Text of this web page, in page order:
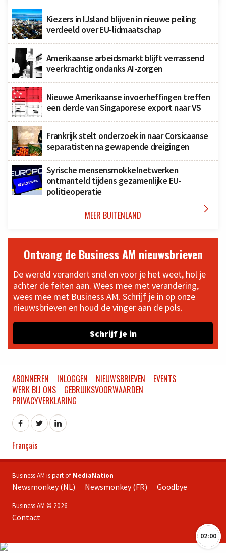
Kiezers in IJsland blijven in nieuwe peiling
verdeeld over EU-lidmaatschap
Amerikaanse arbeidsmarkt blijft verrassend
veerkrachtig ondanks AI-zorgen
Nieuwe Amerikaanse invoerheffingen treffen
een derde van Singaporese export naar VS
Frankrijk stelt onderzoek in naar Corsicaanse
separatisten na gewapende dreigingen
Syrische mensensmokkelnetwerken
ontmanteld tijdens gezamenlijke EU-
politieoperatie
MEER BUITENLAND 
Ontvang de Business AM nieuwsbrieven
De wereld verandert snel en voor je het weet, hol je
achter de feiten aan. Wees mee met verandering,
wees mee met Business AM. Schrijf je in op onze
nieuwsbrieven en houd de vinger aan de pols.
Schrijf je in
02:00
ABONNEREN INLOGGEN NIEUWSBRIEVEN
EVENTS
WERK BIJ ONS
GEBRUIKSVOORWAARDEN
PRIVACYVERKLARING
Français
Business AM is part of MediaNation
Newsmonkey (NL) Newsmonkey (FR) Goodbye
Business AM © 2026
Contact